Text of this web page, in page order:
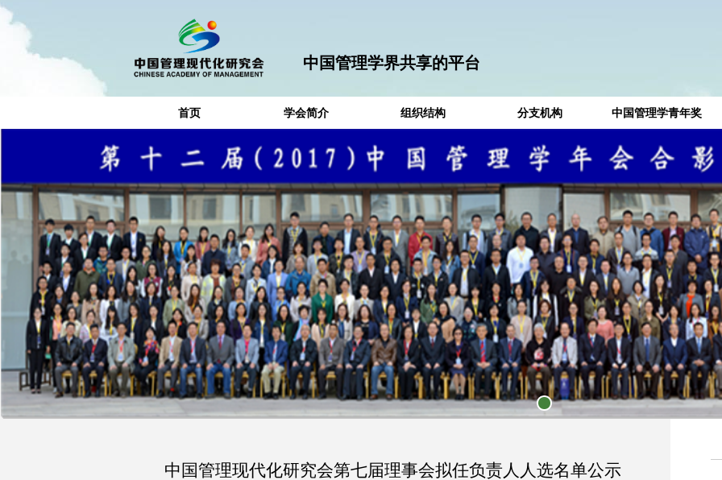
中国管理学界共享的平台
首页 学会简介 组织结构 分支机构 中国管理学青年奖
中国管理现代化研究会第七届理事会拟任负责人人选名单公示